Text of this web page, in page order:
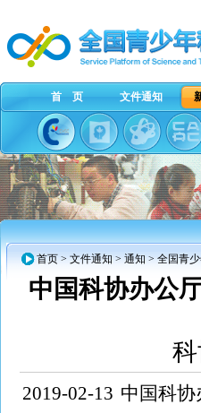
首 页 文件通知
首页 > 文件通知 > 通知 > 全国青
中国科协办公
2019-02-13 中国科协